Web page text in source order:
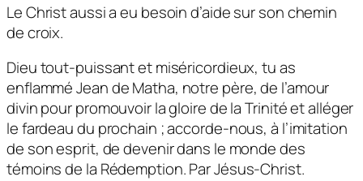
Le Christ aussi a eu besoin d’aide sur son chemin
de croix.
Dieu tout-puissant et miséricordieux, tu as
enflammé Jean de Matha, notre père, de l’amour
divin pour promouvoir la gloire de la Trinité et alléger
le fardeau du prochain ; accorde-nous, à l’imitation
de son esprit, de devenir dans le monde des
témoins de la Rédemption. Par Jésus-Christ.